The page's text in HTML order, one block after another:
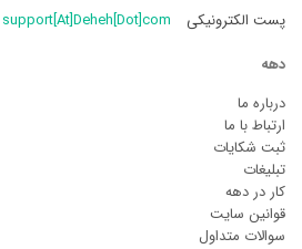
پست الکترونیکی
support[At]Deheh[Dot]com
دهه
درباره ما
ارتباط با ما
ثبت شکایات
تبلیغات
کار در دهه
قوانین سایت
سوالات متداول